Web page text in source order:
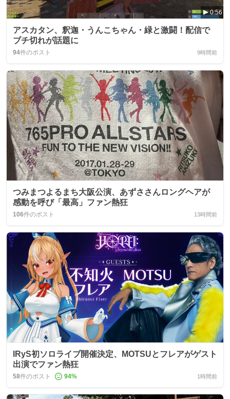
0:56
アスカタン、釈迦・うんこちゃん・緑と激闘！配信で
ブチ切れが話題に
94件のポスト 9時間前
つみまつよるまち大阪公演、あずささんロングヘアが
感動を呼び「最高」ファン熱狂
106件のポスト 13時間前
IRyS初ソロライブ開催決定、MOTSUとフレアがゲスト
出演でファン熱狂
58件のポスト 94% 1時間前